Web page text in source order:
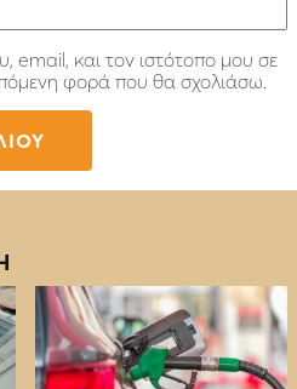
email, και τον ιστότοπο μου σε
φορά που θα σχολιάσω.